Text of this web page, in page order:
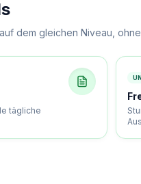
dem gleichen Niveau,
tägliche